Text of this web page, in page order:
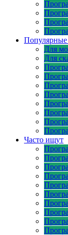
Популярные
Для
Для
Часто ищут